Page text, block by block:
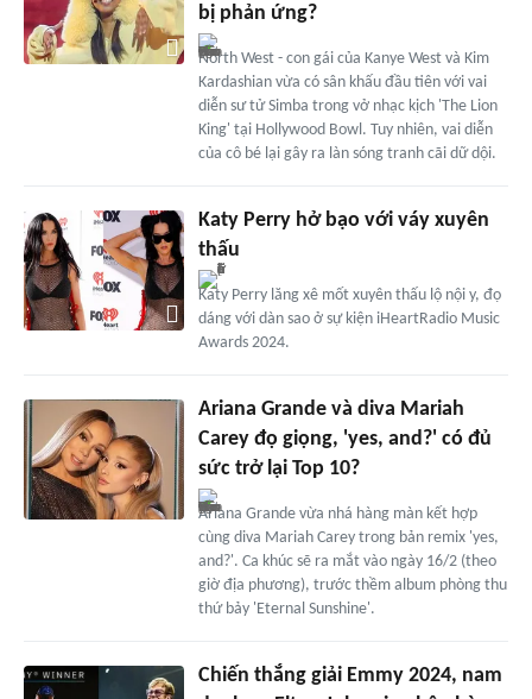
bị phản ứng?
North West - con gái của Kanye West và Kim
Kardashian vừa có sân khấu đầu tiên với vai
diễn sư tử Simba trong vở nhạc kịch 'The Lion
King' tại Hollywood Bowl. Tuy nhiên, vai diễn
của cô bé lại gây ra làn sóng tranh cãi dữ dội.
Katy Perry hở bạo với váy xuyên
thấu
Katy Perry lăng xê mốt xuyên thấu lộ nội y, đọ
dáng với dàn sao ở sự kiện iHeartRadio Music
Awards 2024.
Ariana Grande và diva Mariah
Carey đọ giọng, 'yes, and?' có đủ
sức trở lại Top 10?
Ariana Grande vừa nhá hàng màn kết hợp
cùng diva Mariah Carey trong bản remix 'yes,
and?'. Ca khúc sẽ ra mắt vào ngày 16/2 (theo
giờ địa phương), trước thềm album phòng thu
thứ bảy 'Eternal Sunshine'.
Chiến thắng giải Emmy 2024, nam